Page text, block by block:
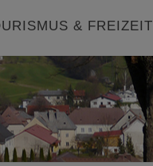
& FREIZEIT